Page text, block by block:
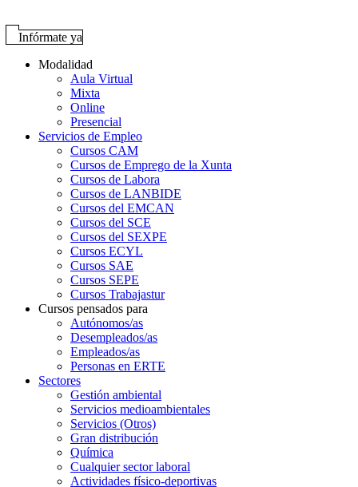
Infórmate ya
Modalidad
Aula Virtual
Mixta
Online
Presencial
Servicios de Empleo
Cursos CAM
Cursos de Emprego de la Xunta
Cursos de Labora
Cursos de LANBIDE
Cursos del EMCAN
Cursos del SCE
Cursos del SEXPE
Cursos ECYL
Cursos SAE
Cursos SEPE
Cursos Trabajastur
Cursos pensados para
Autónomos/as
Desempleados/as
Empleados/as
Personas en ERTE
Sectores
Gestión ambiental
Servicios medioambientales
Servicios (Otros)
Gran distribución
Química
Cualquier sector laboral
Actividades físico-deportivas